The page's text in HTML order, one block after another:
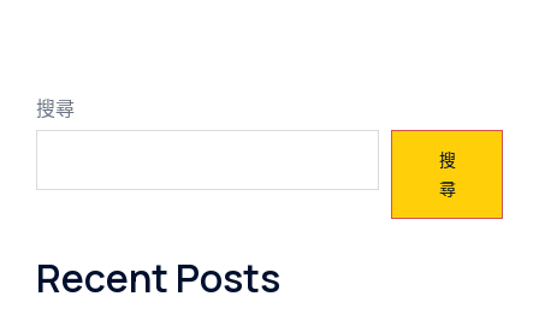
搜尋
搜
尋
Recent Posts